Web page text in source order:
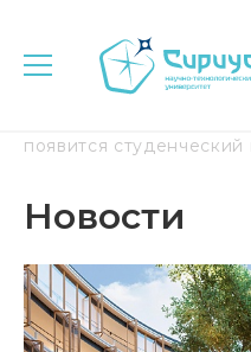
появится
Новости